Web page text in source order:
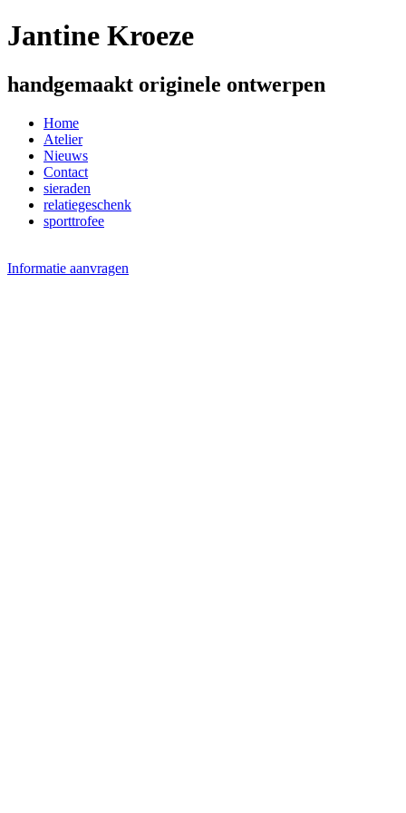
Jantine Kroeze
handgemaakt originele ontwerpen
Home
Atelier
Nieuws
Contact
sieraden
relatiegeschenk
sporttrofee
Informatie aanvragen